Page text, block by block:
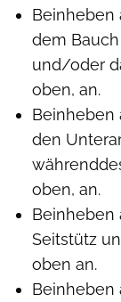
Beinheben
dem
und/oder
oben, an.
Beinheben
den
oben, an.
Beinheben
Seitstütz
oben an.
Beinheben